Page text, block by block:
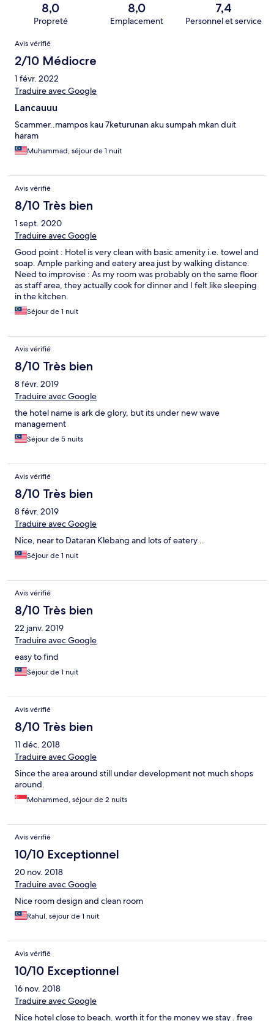
8,0
Propreté
8,0
Emplacement
7,4
Personnel et service
Avis
Avis vérifié
2/10 Médiocre
1 févr. 2022
Traduire avec Google
Lancauuu
Scammer..mampos kau 7keturunan aku sumpah mkan duit
haram
Muhammad, séjour de 1 nuit
Avis vérifié
8/10 Très bien
1 sept. 2020
Traduire avec Google
Good point : Hotel is very clean with basic amenity i.e. towel and
soap. Ample parking and eatery area just by walking distance.
Need to improvise : As my room was probably on the same floor
as staff area, they actually cook for dinner and I felt like sleeping
in the kitchen.
Séjour de 1 nuit
Avis vérifié
8/10 Très bien
8 févr. 2019
Traduire avec Google
the hotel name is ark de glory, but its under new wave
management
Séjour de 5 nuits
Avis vérifié
8/10 Très bien
8 févr. 2019
Traduire avec Google
Nice, near to Dataran Klebang and lots of eatery ..
Séjour de 1 nuit
Avis vérifié
8/10 Très bien
22 janv. 2019
Traduire avec Google
easy to find
Séjour de 1 nuit
Avis vérifié
8/10 Très bien
11 déc. 2018
Traduire avec Google
Since the area around still under development not much shops
around.
Mohammed, séjour de 2 nuits
Avis vérifié
10/10 Exceptionnel
20 nov. 2018
Traduire avec Google
Nice room design and clean room
Rahul, séjour de 1 nuit
Avis vérifié
10/10 Exceptionnel
16 nov. 2018
Traduire avec Google
Nice hotel close to beach. worth it for the money we stay . free